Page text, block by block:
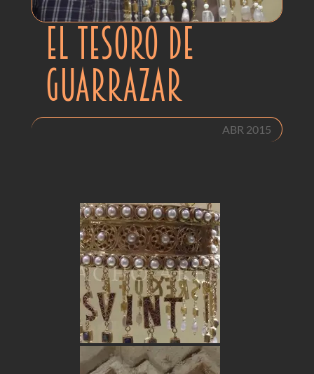
EL TESORO DE
GUARRAZAR
ABR 2015